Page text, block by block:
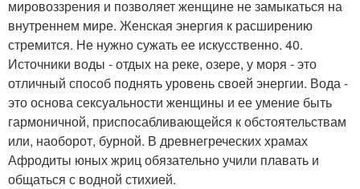
мировоззрения и позволяет женщине не замыкаться на
внутреннем мире. Женская энергия к расширению
стремится. Не нужно сужать ее искусственно. 40.
Источники воды - отдых на реке, озере, у моря - это
отличный способ поднять уровень своей энергии. Вода -
это основа сексуальности женщины и ее умение быть
гармоничной, приспосабливающейся к обстоятельствам
или, наоборот, бурной. В древнегреческих храмах
Афродиты юных жриц обязательно учили плавать и
общаться с водной стихией.